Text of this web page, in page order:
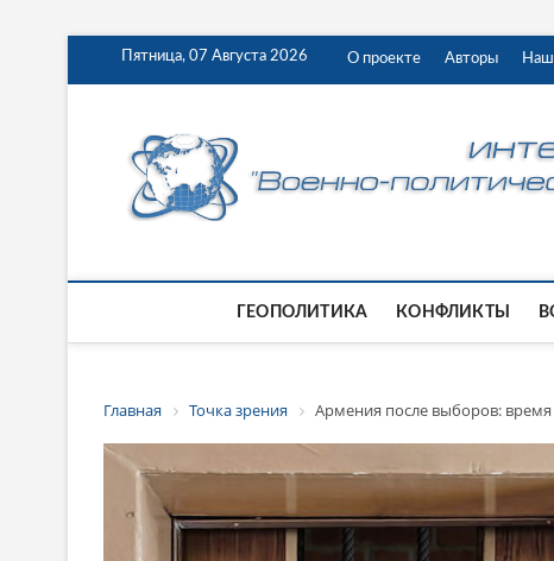
Пятница, 07 Августа 2026 О проекте Авторы
ГЕОПОЛИТИКА КОНФЛИКТЫ
Главная Точка зрения Армения после выборов: время